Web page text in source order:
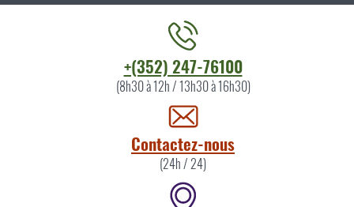
+(352) 247-76100
(8h30 à 12h / 13h30 à 16h30)
Contactez-nous
(24h / 24)